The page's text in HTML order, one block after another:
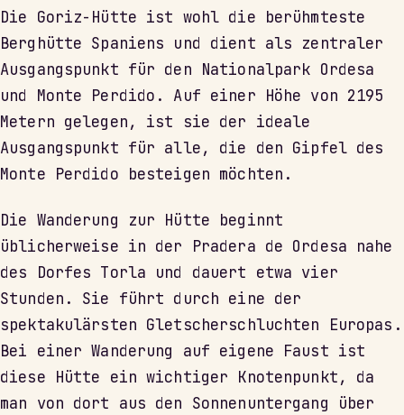
Die Goriz-Hütte ist wohl die berühmteste
Berghütte Spaniens und dient als zentraler
Ausgangspunkt für den Nationalpark Ordesa
und Monte Perdido. Auf einer Höhe von 2195
Metern gelegen, ist sie der ideale
Ausgangspunkt für alle, die den Gipfel des
Monte Perdido besteigen möchten.
Die Wanderung zur Hütte beginnt
üblicherweise in der Pradera de Ordesa nahe
des Dorfes Torla und dauert etwa vier
Stunden. Sie führt durch eine der
spektakulärsten Gletscherschluchten Europas.
Bei einer Wanderung auf eigene Faust ist
diese Hütte ein wichtiger Knotenpunkt, da
man von dort aus den Sonnenuntergang über